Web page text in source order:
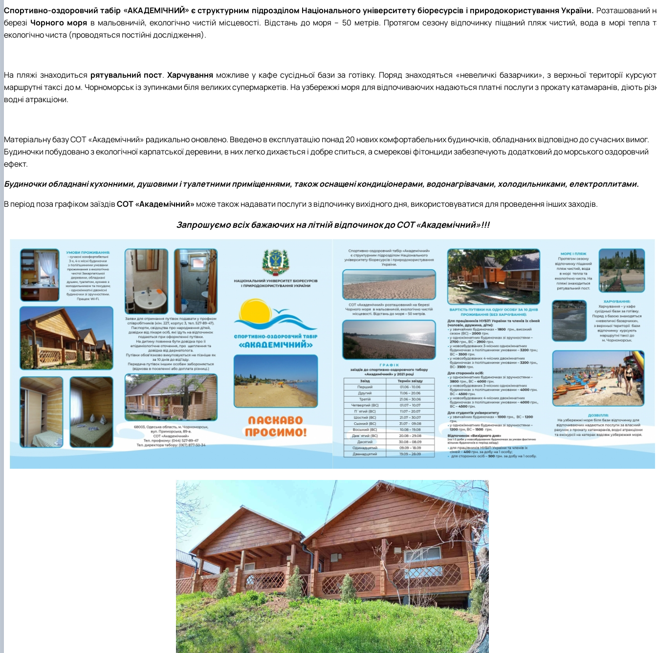
Faculty of Plant Protection, Biotechnology and Ecology
Prybrezhne Agrarian College
Rivne Professional College
Спортивно-оздоровчий табір «АКАДЕМІЧНИЙ» є структурним підрозділом Національного університету біоресурсів і природокористування України. Розташований
березі Чорного моря в мальовничій, екологічно чистій місцевості. Відстань до моря – 50 метрів. Протягом сезону відпочинку піщаний пляж чистий, вода в морі тепла
екологічно чиста (проводяться постійні дослідження).
На пляжі знаходиться рятувальний пост.Харчування можливе у кафе сусідньої бази за готівку. Поряд знаходяться «невеличкі базарчики», з верхньої території
маршрутні таксі до м. Чорноморськ із зупинками біля великих супермаркетів. На узбережжі моря для відпочиваючих надаються платні послуги з прокату катамаранів, діють
водні атракціони.
Матеріальну базу СОТ «Академічний» радикально оновлено. Введено в експлуатацію понад 20 нових комфортабельних будиночків, обладнаних відповідно до сучасних вимог.
Будиночки побудовано з екологічної карпатської деревини, в них легко дихається і добре спиться, а смерекові фітонциди забезпечують додатковий до морського оздоровчий
ефект.
Будиночки обладнані кухонними, душовими і туалетними приміщеннями, також оснащені кондиціонерами, водонагрівачами, холодильниками, електроплитами.
В період поза графіком заїздівСОТ «Академічний» може також надавати послуги з відпочинку вихідного дня, використовуватися для проведення інших заходів.
Запрошуємо всіх бажаючих на літній відпочинок до СОТ «Академічний»!!!